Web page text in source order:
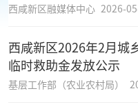
西咸新区融媒体中心 2026-
西咸新区2026年2月城
临时救助金发放公示
基层工作部（农业农村局）